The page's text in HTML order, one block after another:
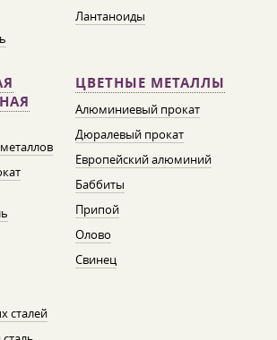
Лантаноиды
сталей
ЦВЕТНЫЕ МЕТАЛЛЫ
Алюминиевый прокат
Дюралевый прокат
Европейский алюминий
Баббиты
Припой
Олово
Свинец